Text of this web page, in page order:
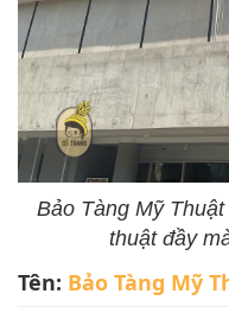
Bảo Tàng Mỹ
thuật đầy
Tên: Bảo Tàng Mỹ